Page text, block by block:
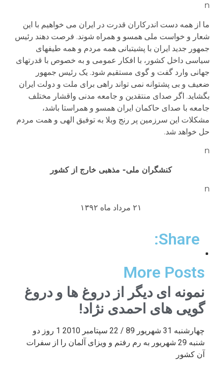
n
ما از همه دست اندرکاران قدرت در ایران می خواهیم با این
شعار و خواست ملی همسو و همراه شوند. فرصت دهند رئیس
جمهور جدید ایران با پشیتبانی همه مردم و همه طیفهای
سیاسی داخل کشور، با افکار عمومی و به خصوص با قدرتهای
جهانی وارد گفت و گوی مستقیم شود. یک رئیس جمهور
ضعیف و بی پشتوانه نمی تواند راهی برای ملت و دولت ایران
بگشاید. اگر صدای منتقدین و جامعه مدنی واقشار مختلف
جامعه با صدای حاکمان ایران همسو و همراستا باشد،
مشکلات این سرزمین پر رنج وبلا به توفیق الهی و همت مردم
حل خواهد شد.
n
کنشگران ملی- مذهبی خارج از کشور
n
۲۱ مرداد ماه ۱۳۹۲
Share:
More Posts
نمونه ای دیگر از دروغ ها و دروغ
گویی های احمدی نژاد!
چهارشنبه 31 شهریور 89 / 22 سپتامبر 2010 1 روز دو
شنبه 29 شهریور به رم رفتم و ویزای آلمان را از سفرات
آن کشور